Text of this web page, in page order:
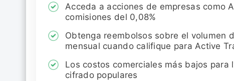
Acceda a acciones de empresas como
comisiones del 0,08%
Obtenga reembolsos sobre el volumen
mensual cuando califique para Active
Los costos comerciales más bajos para
cifrado populares